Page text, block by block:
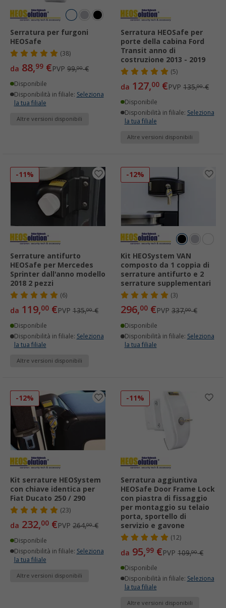
Serratura per furgoni
HEOSafe
(38)
da 88,99 €PVP 99,00€
Disponibile
Disponibilità in filiale: Seleziona
la tua filiale
Altre versioni disponibili
Serratura HEOSafe per
porte della cabina Ford
Transit anno di
costruzione 2013 - 2019
(5)
da 127,00 €PVP 135,00€
Disponibile
Disponibilità in filiale: Seleziona
la tua filiale
Altre versioni disponibili
-11%
Serrature antifurto
HEOSafe per Mercedes
Sprinter dall'anno modello
2018 2 pezzi
(6)
da 119,00 €PVP 135,00€
Disponibile
Disponibilità in filiale: Seleziona
la tua filiale
Altre versioni disponibili
-12%
Kit HEOSystem VAN
composto da 1 coppia di
serrature antifurto e 2
serrature supplementari
(3)
296,00 €PVP 337,00€
Disponibile
Disponibilità in filiale: Seleziona
la tua filiale
-12%
Kit serrature HEOSystem
con chiave identica per
Fiat Ducato 250 / 290
(23)
da 232,00 €PVP 264,00€
Disponibile
Disponibilità in filiale: Seleziona
la tua filiale
Altre versioni disponibili
-11%
Serratura aggiuntiva
HEOSafe Door Frame Lock
con piastra di fissaggio
per montaggio su telaio
porta, sportello di
servizio e gavone
(12)
da 95,99 €PVP 109,00€
Disponibile
Disponibilità in filiale: Seleziona
la tua filiale
Altre versioni disponibili